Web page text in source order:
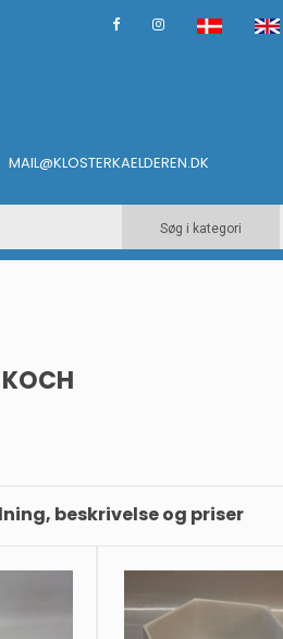
MAIL@KLOSTERKAELDEREN.DK
Søg i kategori
beskrivelse og priser